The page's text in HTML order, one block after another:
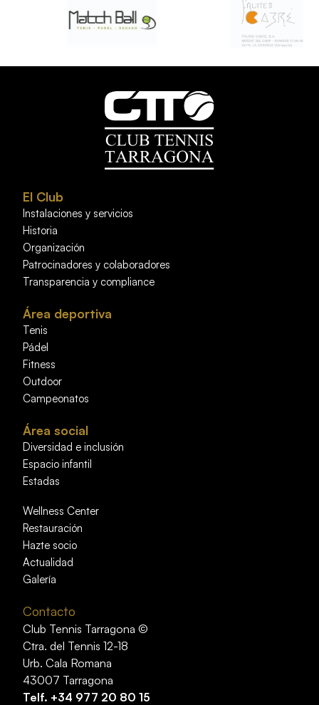
El Club
Instalaciones y servicios
Historia
Organización
Patrocinadores y colaboradores
Transparencia y compliance
Área deportiva
Tenis
Pádel
Fitness
Outdoor
Campeonatos
Área social
Diversidad e inclusión
Espacio infantil
Estadas
Wellness Center
Restauración
Hazte socio
Actualidad
Galería
Contacto
Club Tennis Tarragona ©
Ctra. del Tennis 12-18
Urb. Cala Romana
43007 Tarragona
Telf. +34 977 20 80 15